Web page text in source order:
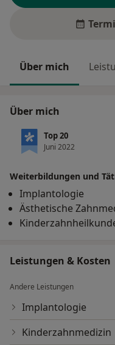
Über mich
Über mich
Top 20
Juni 2022
Weiterbildungen und
Implantologie
Ästhetische
Leistungen & Kosten
Andere Leistungen
Implantologie
Kinderzahnmedizin